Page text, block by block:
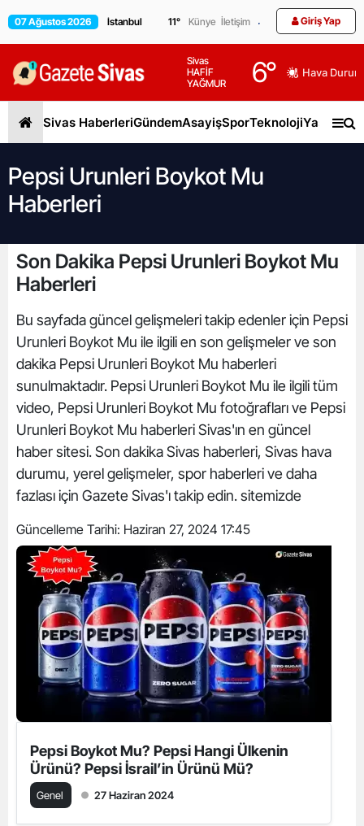
07 Ağustos 2026 11° Künye İletişim Giriş Yap
Sivas
HAFİF
YAĞMUR
6° Hava
Sivas HaberleriGündemAsayişSporTeknolojiYaşam
Pepsi Urunleri Boykot Mu
Haberleri
Son Dakika Pepsi Urunleri Boykot Mu
Haberleri
Bu sayfada güncel gelişmeleri takip edenler için Pepsi
Urunleri Boykot Mu ile ilgili en son gelişmeler ve son
dakika Pepsi Urunleri Boykot Mu haberleri
sunulmaktadır. Pepsi Urunleri Boykot Mu ile ilgili tüm
video, Pepsi Urunleri Boykot Mu fotoğrafları ve Pepsi
Urunleri Boykot Mu haberleri Sivas'ın en güncel
haber sitesi. Son dakika Sivas haberleri, Sivas hava
durumu, yerel gelişmeler, spor haberleri ve daha
fazlası için Gazete Sivas'ı takip edin. sitemizde
Güncelleme Tarihi: Haziran 27, 2024 17:45
Pepsi Boykot Mu? Pepsi Hangi Ülkenin
Ürünü? Pepsi İsrail’in Ürünü Mü?
Genel 27 Haziran 2024